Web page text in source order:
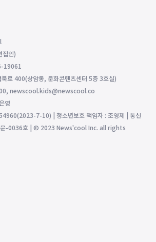
집인)
19061
로 400(상암동, 문화콘텐츠센터 5층 3호실)
newscool.kids@newscool.co
영
7-10) | 청소년보호 책임자 : 조영제 | 통신
문-0036호 | © 2023 News'cool Inc. all rights